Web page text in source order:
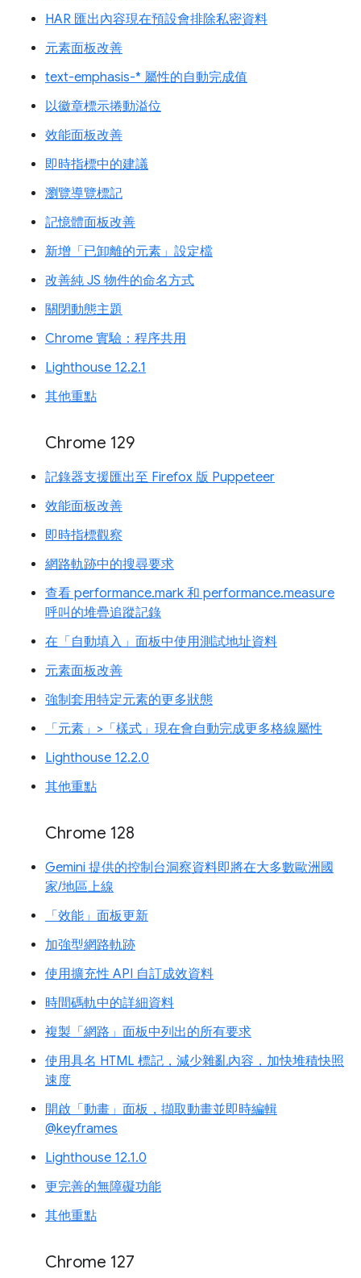
HAR 匯出內容現在預設會排除私密資料
元素面板改善
text-emphasis-* 屬性的自動完成值
以徽章標示捲動溢位
效能面板改善
即時指標中的建議
瀏覽導覽標記
記憶體面板改善
新增「已卸離的元素」設定檔
改善純 JS 物件的命名方式
關閉動態主題
Chrome 實驗：程序共用
Lighthouse 12.2.1
其他重點
Chrome 129
記錄器支援匯出至 Firefox 版 Puppeteer
效能面板改善
即時指標觀察
網路軌跡中的搜尋要求
查看 performance.mark 和 performance.measure
呼叫的堆疊追蹤記錄
在「自動填入」面板中使用測試地址資料
元素面板改善
強制套用特定元素的更多狀態
「元素」>「樣式」現在會自動完成更多格線屬性
Lighthouse 12.2.0
其他重點
Chrome 128
Gemini 提供的控制台洞察資料即將在大多數歐洲國
家/地區上線
「效能」面板更新
加強型網路軌跡
使用擴充性 API 自訂成效資料
時間碼軌中的詳細資料
複製「網路」面板中列出的所有要求
使用具名 HTML 標記，減少雜亂內容，加快堆積快照
速度
開啟「動畫」面板，擷取動畫並即時編輯
@keyframes
Lighthouse 12.1.0
更完善的無障礙功能
其他重點
Chrome 127